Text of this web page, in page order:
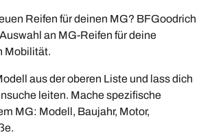
Reifen für deinen MG? BFGoodrich
an MG-Reifen für deine
Mobilität.
aus der oberen Liste und lass dich
leiten. Mache spezifische
MG: Modell, Baujahr, Motor,